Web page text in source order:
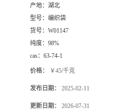
产地： 湖北
型号： 编织袋
货号： W01147
纯度： 98%
cas： 63-74-1
价格： ￥45/千克
发布日期： 2025-02-11
更新日期： 2026-07-31